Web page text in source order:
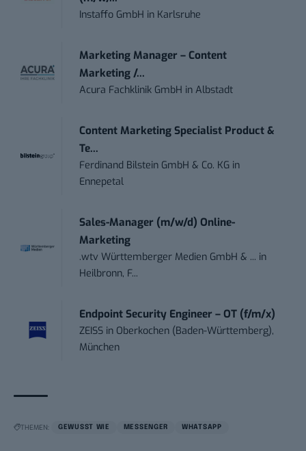
Instaffo GmbH in Karlsruhe
Marketing Manager – Content
Marketing /...
Acura Fachklinik GmbH inAlbstadt
Content Marketing Specialist Product &
Te...
Ferdinand Bilstein GmbH & Co. KG in
Ennepetal
Sales-Manager (m/w/d) Online-
Marketing
.wtv Württemberger Medien GmbH & ... in
Heilbronn, F...
Endpoint Security Engineer – OT (f/m/x)
ZEISS in Oberkochen (Baden-Württemberg),
München
THEMEN: GEWUSST WIE MESSENGER WHATSAPP